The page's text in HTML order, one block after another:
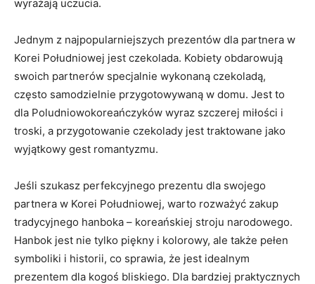
wyrażają uczucia.
Jednym ​z​ najpopularniejszych prezentów dla‌ partnera w
Korei Południowej jest czekolada. Kobiety obdarowują
swoich⁣ partnerów specjalnie wykonaną czekoladą,
często samodzielnie przygotowywaną w domu. Jest to
dla Poludniowokoreańczyków wyraz ‌szczerej⁢ miłości i
troski,‍ a przygotowanie czekolady jest⁢ traktowane jako
wyjątkowy gest romantyzmu.
Jeśli szukasz ‍perfekcyjnego prezentu dla ⁤swojego
partnera​ w Korei Południowej, warto rozważyć zakup
tradycyjnego hanboka – koreańskiej stroju narodowego.
Hanbok jest nie tylko piękny i kolorowy, ale także‍ pełen
symboliki i historii, co sprawia, że jest idealnym
‌prezentem dla kogoś bliskiego. Dla bardziej ⁤praktycznych